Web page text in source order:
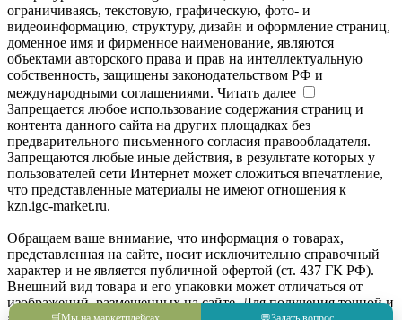
ограничиваясь, текстовую, графическую, фото- и
видеоинформацию, структуру, дизайн и оформление страниц,
доменное имя и фирменное наименование, являются
объектами авторского права и прав на интеллектуальную
собственность, защищены законодательством РФ и
международными соглашениями. Читать далее
Запрещается любое использование содержания страниц и
контента данного сайта на других площадках без
предварительного письменного согласия правообладателя.
Запрещаются любые иные действия, в результате которых у
пользователей сети Интернет может сложиться впечатление,
что представленные материалы не имеют отношения к
kzn.igc-market.ru.
Обращаем ваше внимание, что информация о товарах,
представленная на сайте, носит исключительно справочный
характер и не является публичной офертой (ст. 437 ГК РФ).
Внешний вид товара и его упаковки может отличаться от
изображений, размещенных на сайте. Для получения точной и